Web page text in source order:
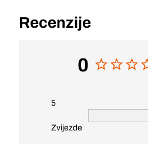
Recenzije
0
5
Zvijezde